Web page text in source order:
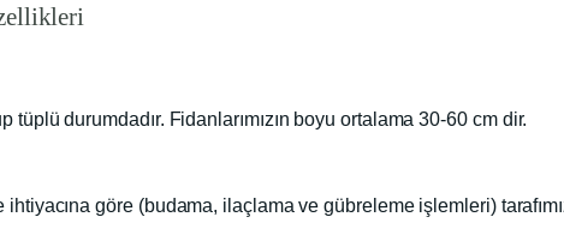
durumdadır. Fidanlarımızın boyu ortalama 30-60 cm dir.
göre (budama, ilaçlama ve gübreleme işlemleri)